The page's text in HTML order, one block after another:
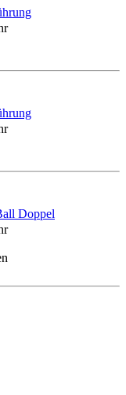
Doppel